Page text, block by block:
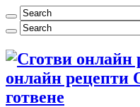
онлайн рецепти
готвене